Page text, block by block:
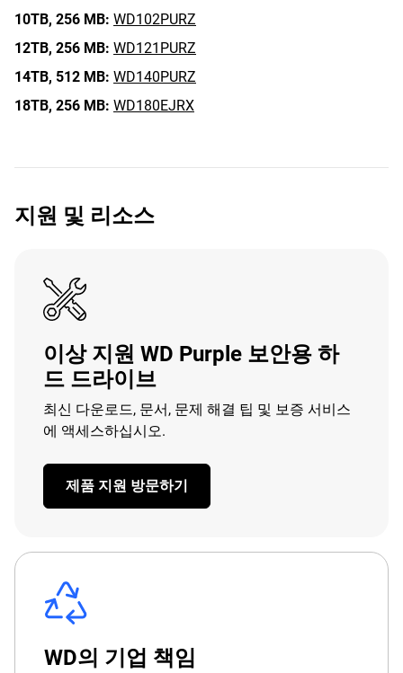
10TB, 256 MB: WD102PURZ
12TB, 256 MB: WD121PURZ
14TB, 512 MB: WD140PURZ
18TB, 256 MB: WD180EJRX
지원 및 리소스
이상 지원 WD Purple 보안용 하
드 드라이브
최신 다운로드, 문서, 문제 해결 팁 및 보증 서비스
에 액세스하십시오.
제품 지원 방문하기
WD의 기업 책임